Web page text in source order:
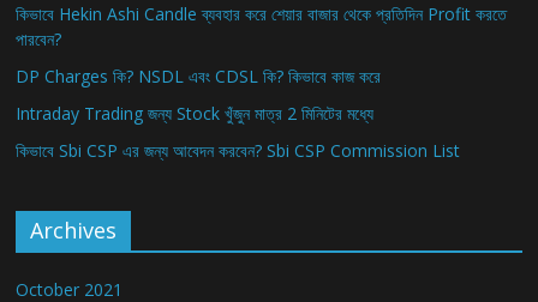
কিভাবে Hekin Ashi Candle ব্যবহার করে শেয়ার বাজার থেকে প্রতিদিন Profit করতে
পারবেন?
DP Charges কি? NSDL এবং CDSL কি? কিভাবে কাজ করে
Intraday Trading জন্য Stock খুঁজুন মাত্র 2 মিনিটের মধ্যে
কিভাবে Sbi CSP এর জন্য আবেদন করবেন? Sbi CSP Commission List
Archives
October 2021